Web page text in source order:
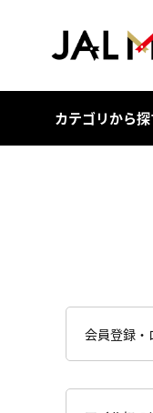
カテゴリから探
会員登録・